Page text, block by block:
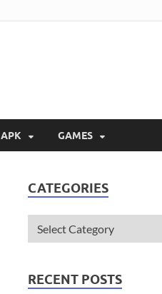
APK GAMES
CATEGORIES
RECENT POSTS